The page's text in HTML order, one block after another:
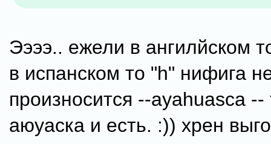
Ээээ.. ежели в ангилйском
в испанском то "h" нифига
произносится --ayahuasca
аюуаска и есть. :)) хрен